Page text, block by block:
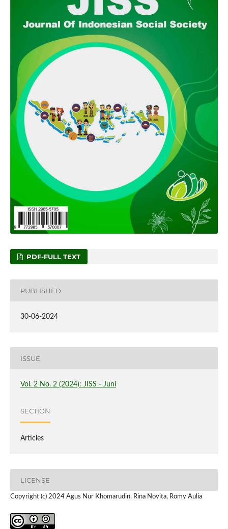
PDF-FULL TEXT
PUBLISHED
30-06-2024
ISSUE
Vol. 2 No. 2 (2024): JISS - Juni
SECTION
Articles
LICENSE
Copyright (c) 2024 Agus Nur Khomarudin, Rina Novita, Romy Aulia